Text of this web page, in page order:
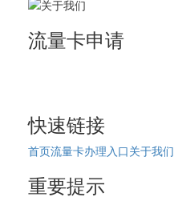
流量卡申请
快速链接
首页流量卡办理入口关于我们
重要提示